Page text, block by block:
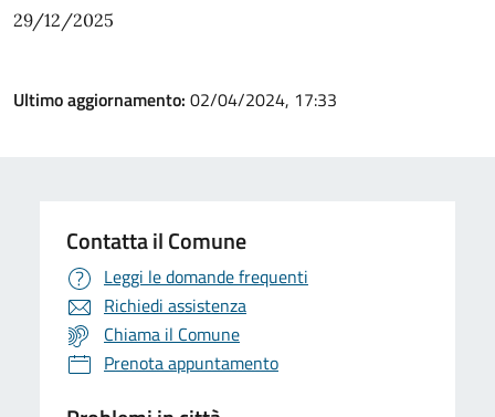
29/12/2025
Ultimo aggiornamento: 02/04/2024, 17:33
Contatta il Comune
Leggi le domande frequenti
Richiedi assistenza
Chiama il Comune
Prenota appuntamento